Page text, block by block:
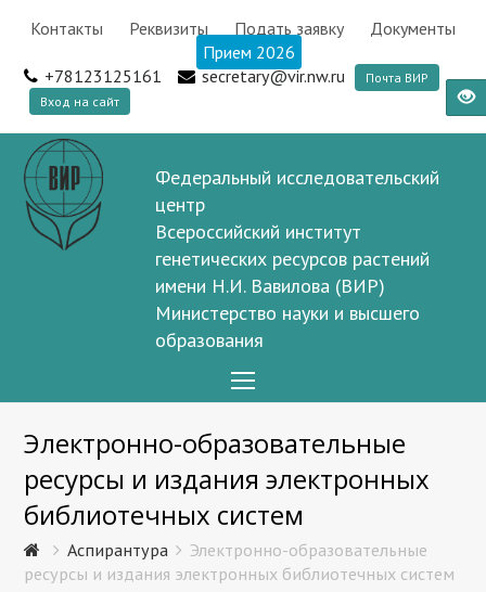
Контакты Реквизиты Подать заявку
Документы
Прием 2026
+78123125161
secretary@vir.nw.ru
Почта ВИР
Вход на сайт
Федеральный исследовательский
центр
Всероссийский институт
генетических ресурсов растений
имени Н.И. Вавилова (ВИР)
Министерство науки и высшего
образования
Menu
Электронно-образовательные
ресурсы и издания электронных
библиотечных систем
Аспирантура
Электронно-образовательные
ресурсы и издания электронных библиотечных систем